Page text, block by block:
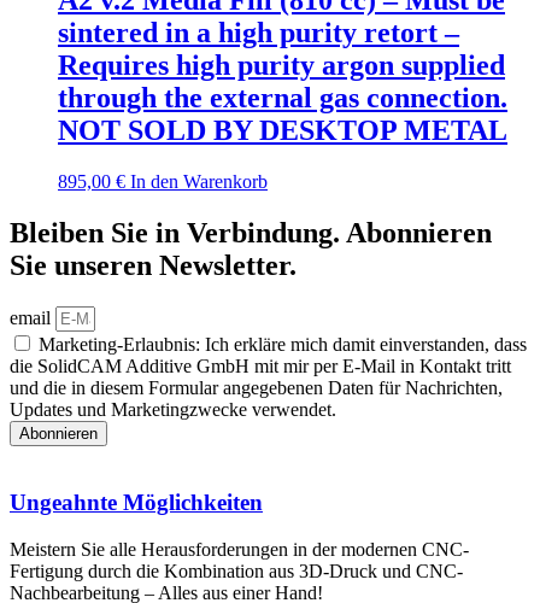
sintered in a high purity retort –
Requires high purity argon supplied
through the external gas connection.
NOT SOLD BY DESKTOP METAL
895,00 € In den Warenkorb
Bleiben Sie in Verbindung. Abonnieren
Sie unseren Newsletter.
email
Marketing-Erlaubnis: Ich erkläre mich damit einverstanden, dass
die SolidCAM Additive GmbH mit mir per E-Mail in Kontakt tritt
und die in diesem Formular angegebenen Daten für Nachrichten,
Updates und Marketingzwecke verwendet.
Abonnieren
Ungeahnte Möglichkeiten
Meistern Sie alle Heraus­forderungen in der modernen CNC-
Fertigung durch die Kombination aus 3D-Druck und CNC-
Nachbearbeitung – Alles aus einer Hand!